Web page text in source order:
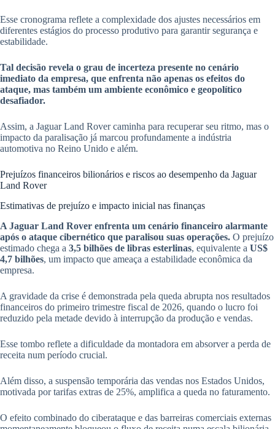
Esse cronograma reflete a complexidade dos ajustes necessários em
diferentes estágios do processo produtivo para garantir segurança e
estabilidade.
Tal decisão revela o grau de incerteza presente no cenário
imediato da empresa, que enfrenta não apenas os efeitos do
ataque, mas também um ambiente econômico e geopolítico
desafiador.
Assim, a Jaguar Land Rover caminha para recuperar seu ritmo, mas o
impacto da paralisação já marcou profundamente a indústria
automotiva no Reino Unido e além.
Prejuízos financeiros bilionários e riscos ao desempenho da Jaguar
Land Rover
Estimativas de prejuízo e impacto inicial nas finanças
A Jaguar Land Rover enfrenta um cenário financeiro alarmante
após o ataque cibernético que paralisou suas operações. O prejuízo
estimado chega a 3,5 bilhões de libras esterlinas, equivalente a US$
4,7 bilhões, um impacto que ameaça a estabilidade econômica da
empresa.
A gravidade da crise é demonstrada pela queda abrupta nos resultados
financeiros do primeiro trimestre fiscal de 2026, quando o lucro foi
reduzido pela metade devido à interrupção da produção e vendas.
Esse tombo reflete a dificuldade da montadora em absorver a perda de
receita num período crucial.
Além disso, a suspensão temporária das vendas nos Estados Unidos,
motivada por tarifas extras de 25%, amplifica a queda no faturamento.
O efeito combinado do ciberataque e das barreiras comerciais externas